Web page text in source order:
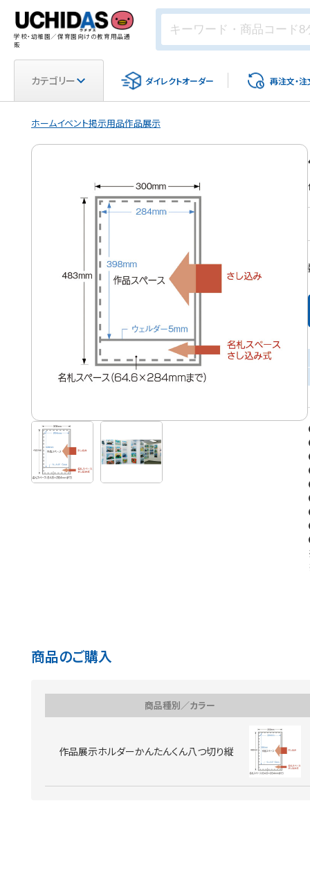
学校・幼稚園／保育園向けの教育用品通
販
カテゴリー ダイレクトオーダー 再注文・注
ホームイベント掲示用品作品展示
商品のご購入
商品種別／カラー
作品展示ホルダーかんたんくん八つ切り縦